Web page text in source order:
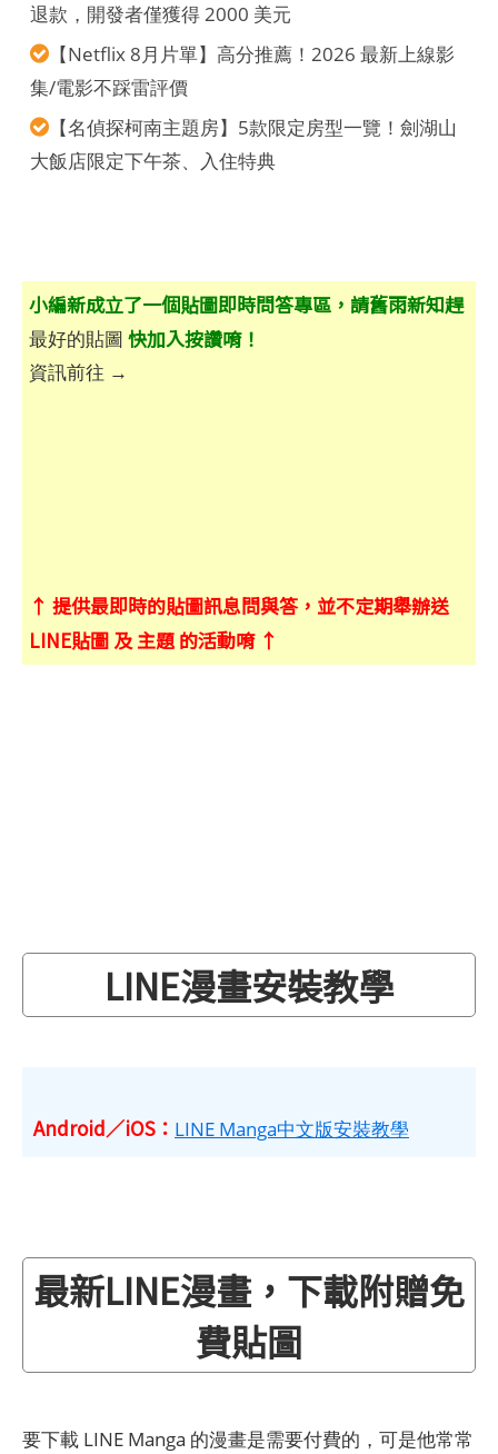
退款，開發者僅獲得 2000 美元
【Netflix 8月片單】高分推薦！2026 最新上線影
集/電影不踩雷評價
【名偵探柯南主題房】5款限定房型一覽！劍湖山
大飯店限定下午茶、入住特典
小編新成立了一個貼圖即時問答專區，請舊雨新知趕
快加入按讚唷！
最好的貼圖
資訊前往 →
↑ 提供最即時的貼圖訊息問與答，並不定期舉辦送
LINE貼圖 及 主題 的活動唷 ↑
LINE漫畫安裝教學
Android／iOS： LINE Manga中文版安裝教學
最新LINE漫畫，下載附贈免
費貼圖
要下載 LINE Manga 的漫畫是需要付費的，可是他常常